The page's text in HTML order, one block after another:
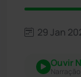
29 Jan
Ouvir